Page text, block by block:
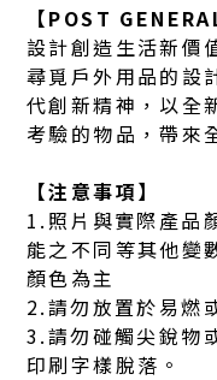
【POST
設計創造生活新價
尋覓戶外用品的設
代創新精神，以全
考驗的物品，帶來
【注意事項】
1.照片與實際產品
能之不同等其他變
顏色為主
2.請勿放置於易燃
3.請勿碰觸尖銳物
印刷字樣脫落。